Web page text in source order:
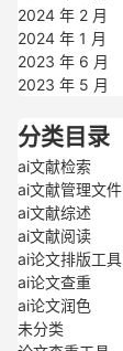
2024 年 2 月
2024 年 1 月
2023 年 6 月
2023 年 5 月
分类目录
ai文献检索
ai文献管理文件
ai文献综述
ai文献阅读
ai论文排版工具
ai论文查重
ai论文润色
未分类